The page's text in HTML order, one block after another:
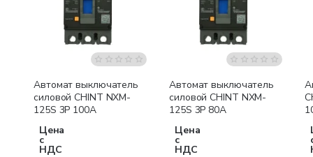
Автомат выключатель
силовой CHINT NXM-
125S 3P 100A
Цена
с
НДС
Автомат выключатель
силовой CHINT NXM-
125S 3P 80A
Цена
с
НДС